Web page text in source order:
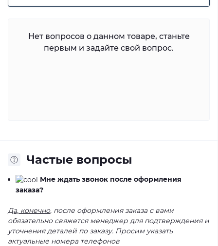
Нет вопросов о данном товаре, станьте
первым и задайте свой вопрос.
Частые вопросы
Мне ждать звонок после оформления
заказа?
Да, конечно, после оформления заказа с вами
обязательно свяжется менеджер для подтверждения и
уточнения деталей по заказу. Просим указать
актуальные номера телефонов